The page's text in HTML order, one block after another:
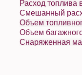
Расход топлива
Смешанный